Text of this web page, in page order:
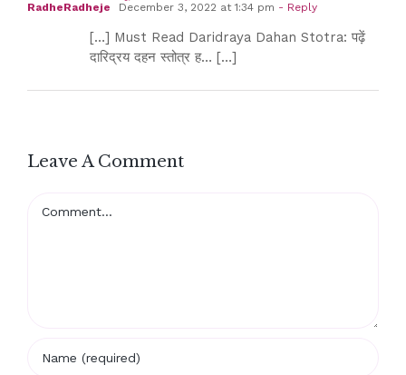
RadheRadheje
December 3, 2022 at 1:34 pm - Reply
[…] Must Read Daridraya Dahan Stotra: पढ़ें
दारिद्रय दहन स्तोत्र ह… […]
Leave A Comment